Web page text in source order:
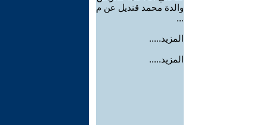
والدة محمد قنديل عن م
...
المزيد.....
المزيد.....